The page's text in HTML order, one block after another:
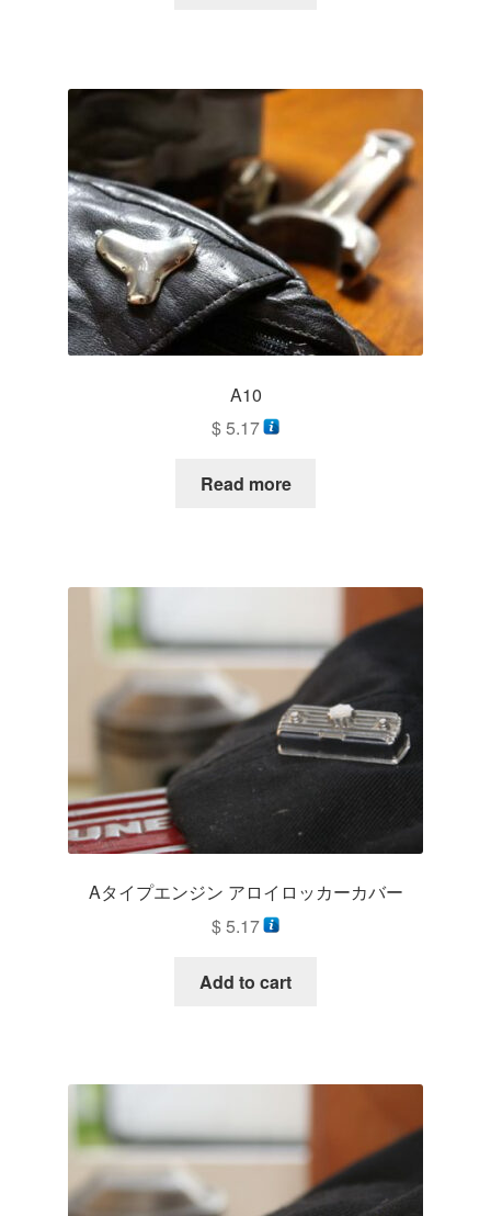
A10
$5.17
Read more
Aタイプエンジン アロイロッカーカバー
$5.17
Add to cart